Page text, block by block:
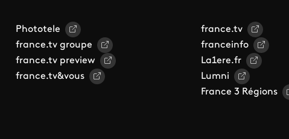
Phototele
france.tv groupe
france.tv preview
france.tv&vous
france.tv
franceinfo
La1ere.fr
Lumni
France 3 Régions